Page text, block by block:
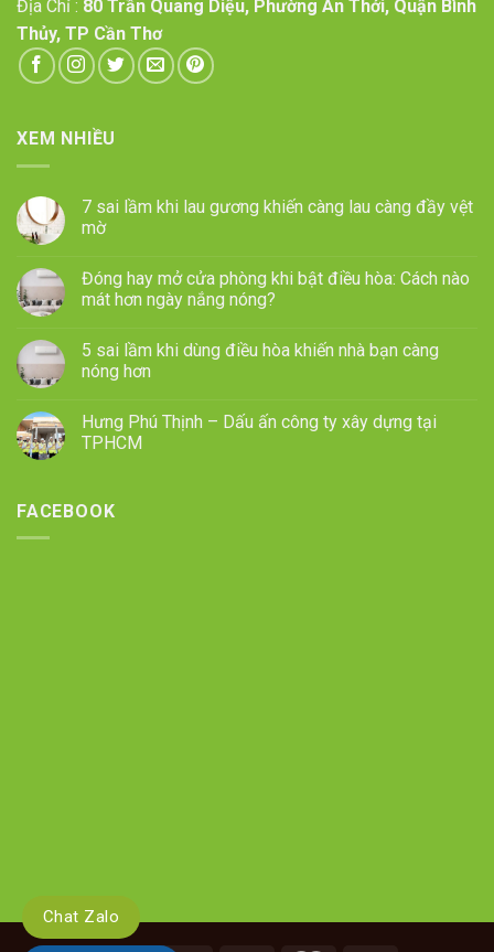
Địa Chỉ : 80 Trần Quang Diệu, Phường An Thới, Quận Bình
Thủy, TP Cần Thơ
XEM NHIỀU
7 sai lầm khi lau gương khiến càng lau càng đầy vệt
mờ
Đóng hay mở cửa phòng khi bật điều hòa: Cách nào
mát hơn ngày nắng nóng?
5 sai lầm khi dùng điều hòa khiến nhà bạn càng
nóng hơn
Hưng Phú Thịnh – Dấu ấn công ty xây dựng tại
TPHCM
FACEBOOK
Chat Zalo